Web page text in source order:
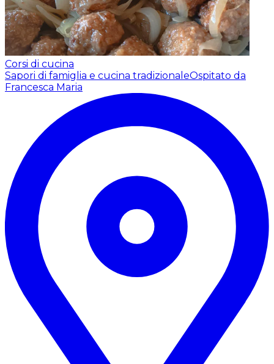
Corsi di cucina
Sapori di famiglia e cucina tradizionaleOspitato da
Francesca Maria